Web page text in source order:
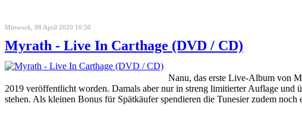
Mittwoch, 08 April 2020 10:50
Myrath - Live In Carthage (DVD / CD)
Nanu, das erste Live-Album von
2019 veröffentlicht worden. Damals aber nur in streng limitierter Auflage
stehen. Als kleinen Bonus für Spätkäufer spendieren die Tunesier zudem